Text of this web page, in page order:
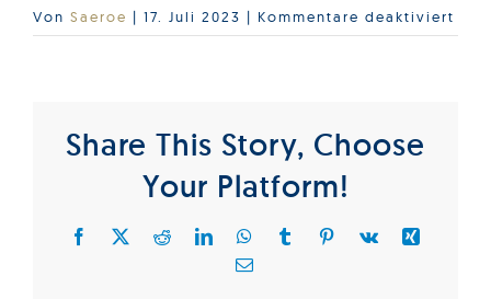
Von Saeroe | 17. Juli 2023 | Kommentare deaktiviert
Share This Story, Choose
Your Platform!
Facebook RedditLinkedInWhatsApp
TumblrPinterest
Vk